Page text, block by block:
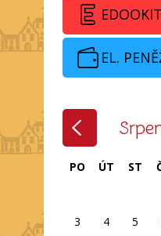
EDOOKIT
EL.
PO ÚT ST
3
4 5